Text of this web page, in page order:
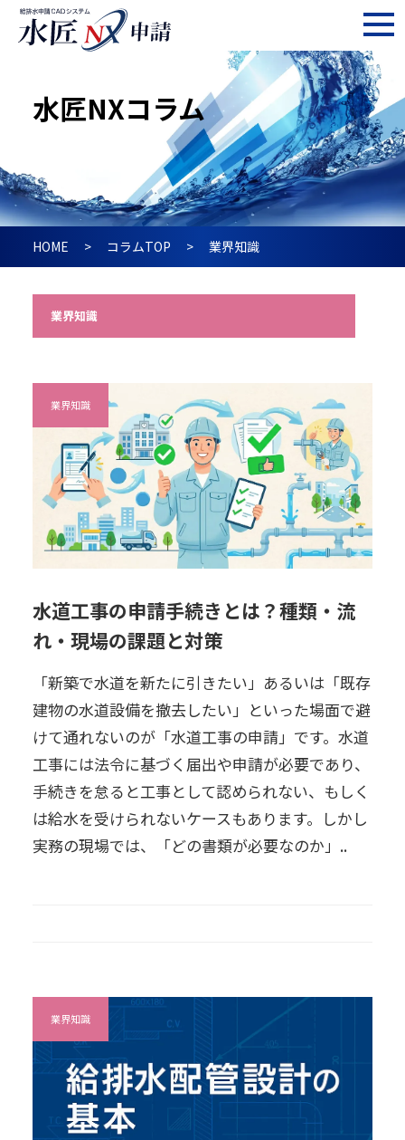
水匠NXコラム
HOME コラムTOP 業界知識
業界知識
業界知識
水道工事の申請手続きとは？種類・流
れ・現場の課題と対策
「新築で水道を新たに引きたい」あるいは「既存
建物の水道設備を撤去したい」といった場面で避
けて通れないのが「水道工事の申請」です。水道
工事には法令に基づく届出や申請が必要であり、
手続きを怠ると工事として認められない、もしく
は給水を受けられないケースもあります。しかし
実務の現場では、「どの書類が必要なのか」..
業界知識